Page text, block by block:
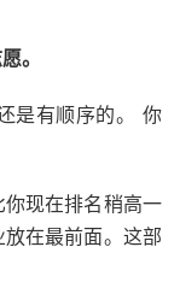
。
是有顺序的。 你
现在排名稍高一
在最前面。这部